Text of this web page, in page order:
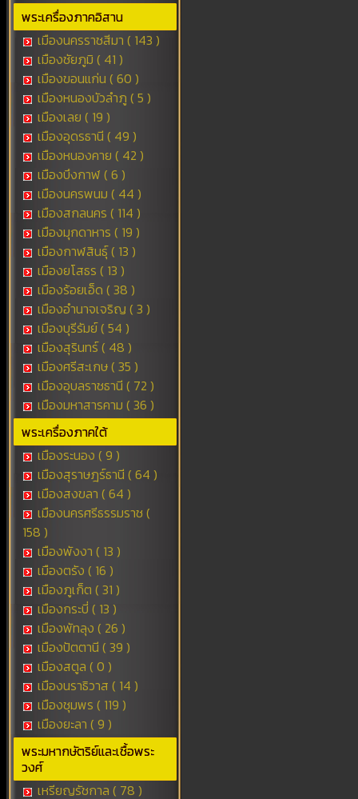
พระเครื่องภาคอิสาน
เมืองนครราชสีมา ( 143 )
เมืองชัยภูมิ ( 41 )
เมืองขอนแก่น ( 60 )
เมืองหนองบัวลำภู ( 5 )
เมืองเลย ( 19 )
เมืองอุดรธานี ( 49 )
เมืองหนองคาย ( 42 )
เมืองบึงกาฬ ( 6 )
เมืองนครพนม ( 44 )
เมืองสกลนคร ( 114 )
เมืองมุกดาหาร ( 19 )
เมืองกาฬสินธุ์ ( 13 )
เมืองยโสธร ( 13 )
เมืองร้อยเอ็ด ( 38 )
เมืองอำนาจเจริญ ( 3 )
เมืองบุรีรัมย์ ( 54 )
เมืองสุรินทร์ ( 48 )
เมืองศรีสะเกษ ( 35 )
เมืองอุบลราชธานี ( 72 )
เมืองมหาสารคาม ( 36 )
พระเครื่องภาคใต้
เมืองระนอง ( 9 )
เมืองสุราษฎร์ธานี ( 64 )
เมืองสงขลา ( 64 )
เมืองนครศรีธรรมราช (
158 )
เมืองพังงา ( 13 )
เมืองตรัง ( 16 )
เมืองภูเก็ต ( 31 )
เมืองกระบี่ ( 13 )
เมืองพัทลุง ( 26 )
เมืองปัตตานี ( 39 )
เมืองสตูล ( 0 )
เมืองนราธิวาส ( 14 )
เมืองชุมพร ( 119 )
เมืองยะลา ( 9 )
พระมหากษัตริย์และเชื้อพระ
วงศ์
เหรียญรัชกาล ( 78 )